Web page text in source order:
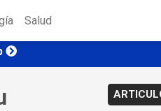
Salud